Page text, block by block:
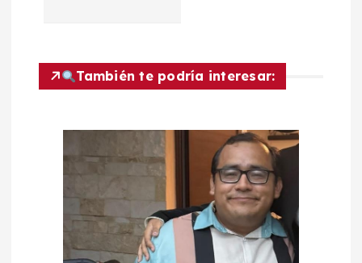
c
También te podría interesar: